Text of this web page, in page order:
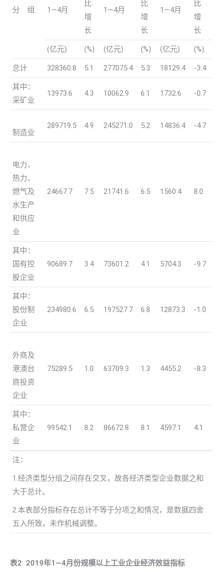
分 组 1—4月
比
增
长
1—4月
比
增
长
1—4月
比
增
长
(亿元) (%) (亿元) (%) (亿元) (%)
总计 328360.8 5.1 277075.4 5.3 18129.4 -3.4
其中：
采矿业
13973.6 4.3 10062.9 6.1 1732.6 -0.7
制造业
289719.5 4.9 245271.0 5.2 14836.4 -4.7
电力、
热力、
燃气及
水生产
和供应
业
24667.7 7.5 21741.6 6.5 1560.4 8.0
其中：
国有控
股企业
90689.7 3.4 73601.2 4.1 5704.3 -9.7
其中：
股份制
企业
234980.6 6.5 197527.7 6.8 12873.3 -1.0
外商及
港澳台
商投资
企业
75289.5 1.0 63709.3 1.3 4455.2 -8.3
其中：
私营企
业
99542.1 8.2 86672.8 8.1 4597.1 4.1
注：
1.经济类型分组之间存在交叉，故各经济类型企业数据之和
大于总计。
2.本表部分指标存在总计不等于分项之和情况，是数据四舍
五入所致，未作机械调整。
表2 2019年1 —4月份规模以上工业企业经济效益指标